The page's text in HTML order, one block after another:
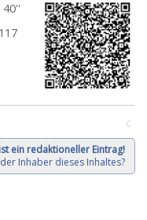
40''
C
ein redaktioneller Eintrag!
der Inhaber dieses Inhaltes?